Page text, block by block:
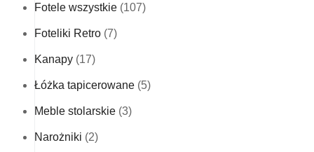
Fotele wszystkie (107)
Foteliki Retro (7)
Kanapy (17)
Łóżka tapicerowane (5)
Meble stolarskie (3)
Narożniki (2)